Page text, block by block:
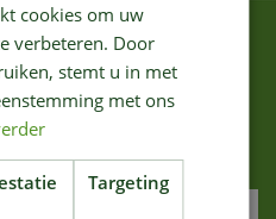
ONTVANGEN
onze nieuwsbrief ontvangen?
hier aan!
op conform onzeprivacy policy.
cookies om uw
verbeteren. Door
stemt u in met
met ons
Targeting